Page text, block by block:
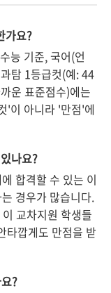
가요?
능 기준, 국어(언
탐 1등급컷(예: 44
운 표준점수)에는
'이 아니라 '만점'에
나요?
합격할 수 있는 이
경우가 많습니다.
교차지원 학생들
타깝게도 만점을 받
?